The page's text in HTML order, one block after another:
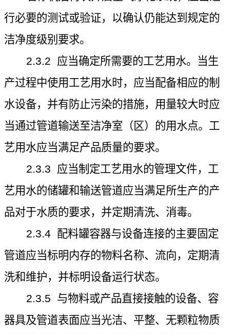
行必要的测试或验证，以确认仍能达到规定的
洁净度级别要求。
2.3.2 应当确定所需要的工艺用水。当生
产过程中使用工艺用水时，应当配备相应的制
水设备，并有防止污染的措施，用量较大时应
当通过管道输送至洁净室（区）的用水点。工
艺用水应当满足产品质量的要求。
2.3.3 应当制定工艺用水的管理文件，工
艺用水的储罐和输送管道应当满足所生产的产
品对于水质的要求，并定期清洗、消毒。
2.3.4 配料罐容器与设备连接的主要固定
管道应当标明内存的物料名称、流向，定期清
洗和维护，并标明设备运行状态。
2.3.5 与物料或产品直接接触的设备、容
器具及管道表面应当光洁、平整、无颗粒物质